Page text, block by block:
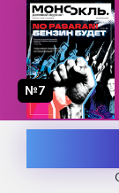
сейчас,
этом
Михаил
№7